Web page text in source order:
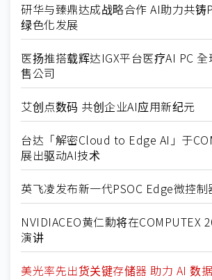
研华与臻鼎达成战略合作 AI助力共铸
绿色化发展
医扬推搭载辉达IGX平台医疗AI PC
售公司
艾创点数码 共创企业AI应用新纪元
台达「解密Cloud to Edge AI」于
展出驱动AI技术
英飞凌发布新一代PSOC Edge微控
NVIDIACEO黄仁勳将在COMPUTEX
演讲
美光率先出货关键存储器 助力 AI 数